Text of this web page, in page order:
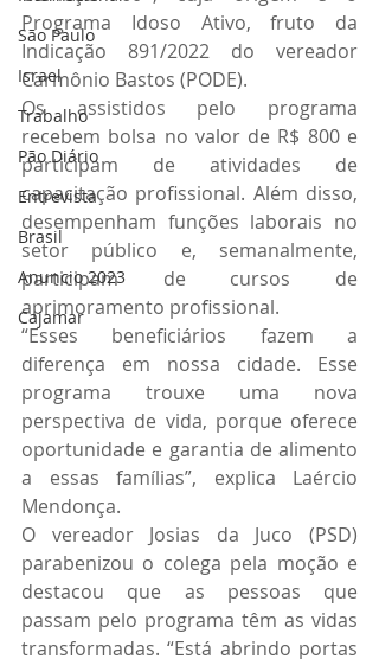
São Paulo
Israel
Trabalho
Pão Diário
Entrevista
Brasil
Anuncio 2023
Cajamar
Programa Idoso Ativo, fruto da
Indicação 891/2022 do vereador
Carmônio Bastos (PODE).
Os assistidos pelo programa
recebem bolsa no valor de R$ 800 e
participam de atividades de
capacitação profissional. Além disso,
desempenham funções laborais no
setor público e, semanalmente,
participam de cursos de
aprimoramento profissional.
“Esses beneficiários fazem a
diferença em nossa cidade. Esse
programa trouxe uma nova
perspectiva de vida, porque oferece
oportunidade e garantia de alimento
a essas famílias”, explica Laércio
Mendonça.
O vereador Josias da Juco (PSD)
parabenizou o colega pela moção e
destacou que as pessoas que
passam pelo programa têm as vidas
transformadas. “Está abrindo portas